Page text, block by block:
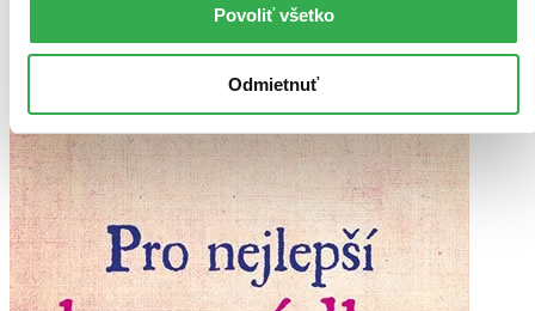
Povoliť všetko
Odmietnuť